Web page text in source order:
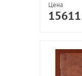
Цена
15611